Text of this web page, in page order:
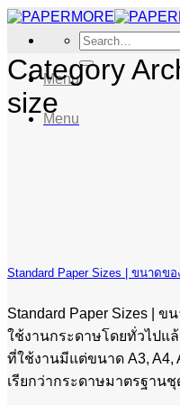
Skip
content
Search
for:
Menu
Menu
Category
size
Standard Paper Sizes | ขนาดข
Standard Paper Sizes |
ใช้งานกระดาษโดยทั่วไปแ
ที่ใช้งานมีแต่ขนาด A3, A4,
เรียกว่ากระดาษมาตรฐานชุ